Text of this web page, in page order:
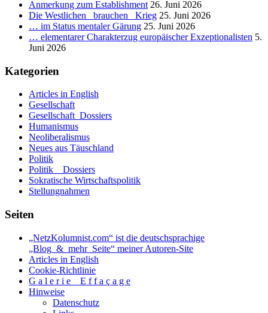
Anmerkung zum Establishment 26. Juni 2026
Die Westlichen _brauchen_ Krieg 25. Juni 2026
… im Status mentaler Gärung 25. Juni 2026
… elementarer Charakterzug europäischer Exzeptionalisten 5.
Juni 2026
Kategorien
Articles in English
Gesellschaft
Gesellschaft_Dossiers
Humanismus
Neoliberalismus
Neues aus Täuschland
Politik
Politik _ Dossiers
Sokratische Wirtschaftspolitik
Stellungnahmen
Seiten
„NetzKolumnist.com“ ist die deutschsprachige
„Blog_&_mehr_Seite“ meiner Autoren-Site
Articles in English
Cookie-Richtlinie
G a l e r i e _ E f f a ç a g e
Hinweise
Datenschutz